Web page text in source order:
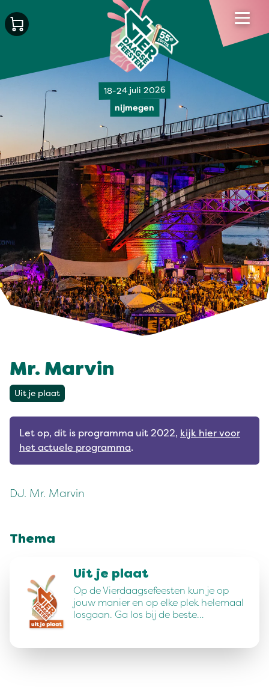
18-24 juli 2026
nijmegen
Mr. Marvin
Uit je plaat
Let op, dit is programma uit 2022, kijk hier voor
het actuele programma.
DJ. Mr. Marvin
Thema
Uit je plaat
Op de Vierdaagsefeesten kun je op
jouw manier en op elke plek helemaal
losgaan. Ga los bij de beste…